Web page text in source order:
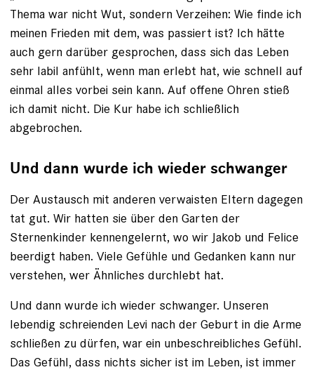
Thema war nicht Wut, sondern Verzeihen: Wie finde ich
meinen Frieden mit dem, was passiert ist? Ich hätte
auch gern darüber gesprochen, dass sich das Leben
sehr labil anfühlt, wenn man erlebt hat, wie schnell auf
einmal alles vorbei sein kann. Auf offene Ohren stieß
ich damit nicht. Die Kur habe ich schließlich
abgebrochen.
Und dann wurde ich wieder schwanger
Der Austausch mit anderen verwaisten Eltern dagegen
tat gut. Wir hatten sie über den Garten der
Sternenkinder kennengelernt, wo wir Jakob und Felice
beerdigt haben. Viele Gefühle und Gedanken kann nur
verstehen, wer Ähnliches durchlebt hat.
Und dann wurde ich wieder schwanger. Unseren
lebendig schreienden Levi nach der Geburt in die Arme
schließen zu dürfen, war ein unbeschreibliches Gefühl.
Das Gefühl, dass nichts sicher ist im Leben, ist immer